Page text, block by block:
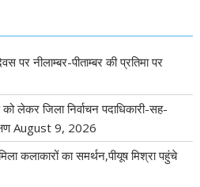
पर नीलाम्बर-पीताम्बर की प्रतिमा पर
लेकर जिला निर्वाचन पदाधिकारी-सह-
August 9, 2026
कलाकारों का समर्थन,पीयूष मिश्रा पहुंचे